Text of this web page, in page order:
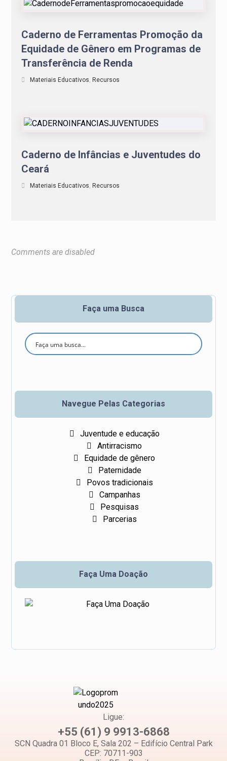
Caderno de Ferramentas Promoção da
Equidade de Gênero em Programas de
Transferência de Renda
Materiais Educativos, Recursos
Caderno de Infâncias e Juventudes do
Ceará
Materiais Educativos, Recursos
Comments are disabled
Faça uma Busca
Navegue Pelas Categorias
Juventude e educação
Antirracismo
Equidade de gênero
Paternidade
Povos tradicionais
Campanhas
Pesquisas
Parcerias
Faça Uma Doação
Ligue:
+55 (61) 9 9913-6868
SCN Quadra 01 Bloco E, Sala 202 – Edifício Central Park
CEP: 70711-903